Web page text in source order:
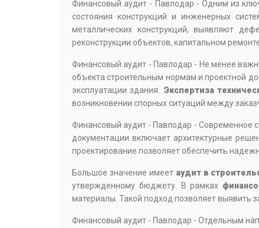
Финансовый аудит - Павлодар - Одним из
состояния конструкций и инженерных
металлических конструкций, выявляют
реконструкции объектов, капитальном
Финансовый аудит - Павлодар - Не менее
объекта строительным нормам и проектной
эксплуатации здания. Экспертиза
возникновении спорных ситуаций между
Финансовый аудит - Павлодар - Современное
документации включает архитектурные
проектирование позволяет обеспечить
Большое значение имеет аудит в
утвержденному бюджету. В рамках
материалы. Такой подход позволяет выявить
Финансовый аудит - Павлодар - Отдельным